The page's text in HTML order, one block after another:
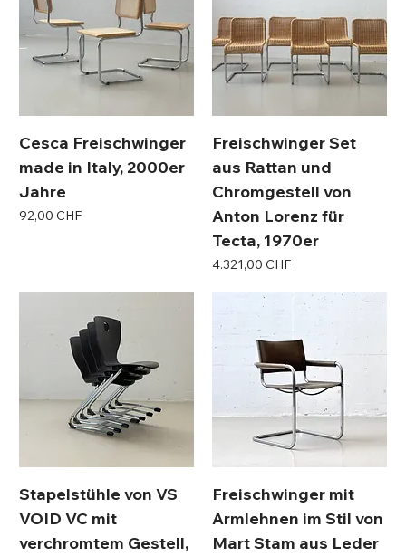
Cesca Freischwinger
made in Italy, 2000er
Jahre
Preis
92,00 CHF
Freischwinger Set
aus Rattan und
Chromgestell von
Anton Lorenz für
Tecta, 1970er
Preis
4.321,00 CHF
Stapelstühle von VS
VOID VC mit
verchromtem Gestell,
Freischwinger mit
Armlehnen im Stil von
Mart Stam aus Leder